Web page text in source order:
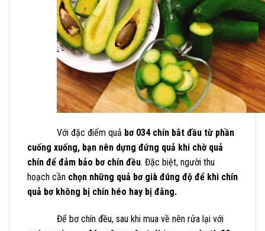
Với đặc điểm quả bơ 034 chín bắt đầu từ phần
cuống xuống, bạn nên dựng đứng quả khi chờ quả
chín để đảm bảo bơ chín đều. Đặc biệt, người thu
hoạch cần chọn những quả bơ già đúng độ để khi chín
quả bơ không bị chín héo hay bị đắng.
Để bơ chín đều, sau khi mua về nên rửa lại với